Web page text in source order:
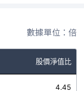
數據單位：倍
股價淨值比
4.45